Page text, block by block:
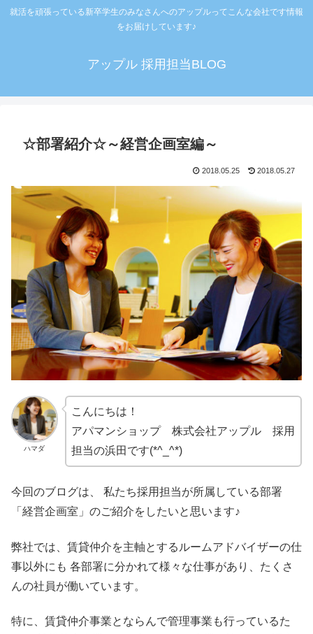
就活を頑張っている新卒学生のみなさんへのアップルってこんな会社です情報
をお届けしています♪
アップル 採用担当BLOG
☆部署紹介☆～経営企画室編～
2018.05.25 2018.05.27
ハマダ
こんにちは！
アパマンショップ 株式会社アップル 採用
担当の浜田です(*^_^*)
今回のブログは、 私たち採用担当が所属している部署
「経営企画室」のご紹介をしたいと思います♪
弊社では、賃貸仲介を主軸とするルームアドバイザーの仕
事以外にも 各部署に分かれて様々な仕事があり、たくさ
んの社員が働いています。
特に、賃貸仲介事業とならんで管理事業も行っているた